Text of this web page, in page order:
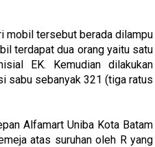
mobil tersebut berada dilampu
terdapat dua orang yaitu satu
EK. Kemudian dilakukan
sabu sebanyak 321 (tiga ratus
Alfamart Uniba Kota Batam
atas suruhan oleh R yang